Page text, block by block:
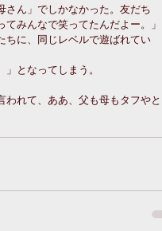
さん」でしかなかった。友だち
みんなで笑ってたんだよー。」
ちに、同じレベルで遊ばれてい
となってしまう。
れて、ああ、父も母もタフやと